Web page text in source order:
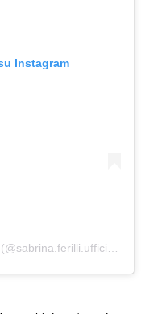
Instagram